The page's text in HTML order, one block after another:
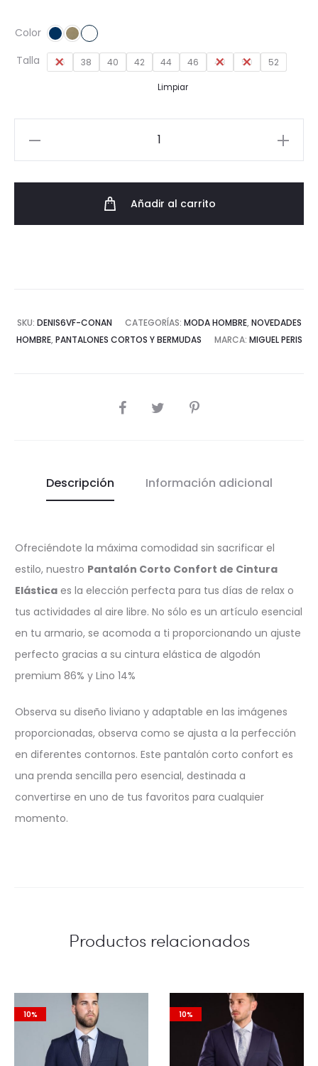
49,95€.37,46€.
Color
Talla
36 38 40 42 44 46 48 50 52
Limpiar
Añadir al carrito
SKU: DENIS6VF-CONAN CATEGORÍAS: MODA HOMBRE, NOVEDADES
HOMBRE, PANTALONES CORTOS Y BERMUDAS MARCA: MIGUEL PERIS
COMPARTIR
Descripción Información adicional
Ofreciéndote la máxima comodidad sin sacrificar el
estilo, nuestro Pantalón Corto Confort de Cintura
Elástica es la elección perfecta para tus días de relax o
tus actividades al aire libre. No sólo es un artículo esencial
en tu armario, se acomoda a ti proporcionando un ajuste
perfecto gracias a su cintura elástica de algodón
premium 86% y Lino 14%
Observa su diseño liviano y adaptable en las imágenes
proporcionadas, observa como se ajusta a la perfección
en diferentes contornos. Este pantalón corto confort es
una prenda sencilla pero esencial, destinada a
convertirse en uno de tus favoritos para cualquier
momento.
Productos relacionados
10% 10%